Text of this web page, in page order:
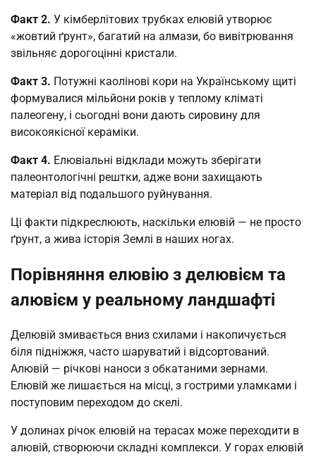
Факт 2. У кімберлітових трубках елювій утворює
«жовтий ґрунт», багатий на алмази, бо вивітрювання
звільняє дорогоцінні кристали.
Факт 3. Потужні каолінові кори на Українському щиті
формувалися мільйони років у теплому кліматі
палеогену, і сьогодні вони дають сировину для
високоякісної кераміки.
Факт 4. Елювіальні відклади можуть зберігати
палеонтологічні рештки, адже вони захищають
матеріал від подальшого руйнування.
Ці факти підкреслюють, наскільки елювій — не просто
ґрунт, а жива історія Землі в наших ногах.
Порівняння елювію з делювієм та
алювієм у реальному ландшафті
Делювій змивається вниз схилами і накопичується
біля підніжжя, часто шаруватий і відсортований.
Алювій — річкові наноси з обкатаними зернами.
Елювій же лишається на місці, з гострими уламками і
поступовим переходом до скелі.
У долинах річок елювій на терасах може переходити в
алювій, створюючи складні комплекси. У горах елювій